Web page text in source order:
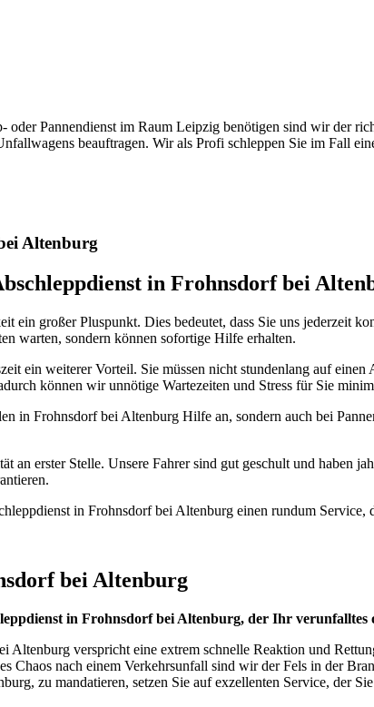
oder Pannendienst im Raum Leipzig benötigen sind wir der
beauftragen. Wir als Profi schleppen Sie im Fall
Altenburg
in Frohnsdorf bei
ein großer Pluspunkt. Dies bedeutet, dass Sie uns
warten, sondern können sofortige Hilfe erhalten.
ein weiterer Vorteil. Sie müssen nicht stundenlang auf
können wir unnötige Wartezeiten und Stress für Sie
in Frohnsdorf bei Altenburg Hilfe an, sondern auch bei
an erster Stelle. Unsere Fahrer sind gut geschult und
in Frohnsdorf bei Altenburg einen rundum
bei Altenburg
in Frohnsdorf bei Altenburg, der Ihr
Altenburg verspricht eine extrem schnelle Reaktion und
Chaos nach einem Verkehrsunfall sind wir der Fels in der
zu mandatieren, setzen Sie auf exzellenten Service, der